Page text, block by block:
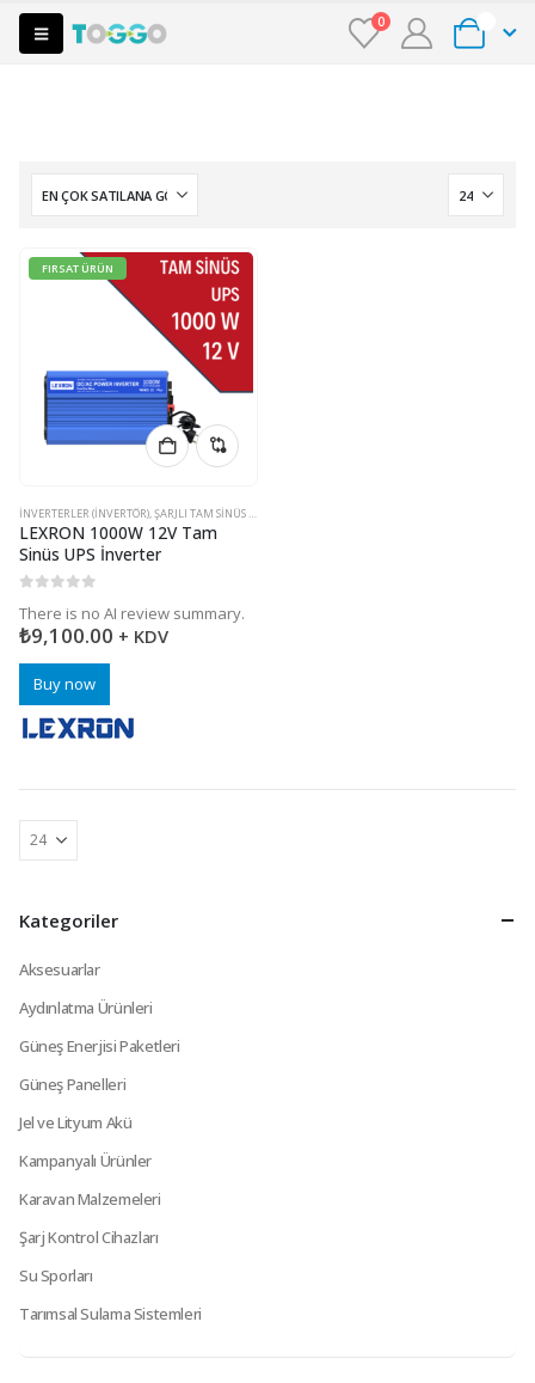
0
FIRSAT ÜRÜN
İNVERTERLER (INVERTÖR),ŞARJLI TAM SINÜS İNVERTERLER
LEXRON 1000W 12V Tam
Sinüs UPS İnverter
There is no AI review summary.
₺9,100.00 + KDV
Buy now
Kategoriler
Aksesuarlar
Aydınlatma Ürünleri
Güneş Enerjisi Paketleri
Güneş Panelleri
Jel ve Lityum Akü
Kampanyalı Ürünler
Karavan Malzemeleri
Şarj Kontrol Cihazları
Su Sporları
Tarımsal Sulama Sistemleri